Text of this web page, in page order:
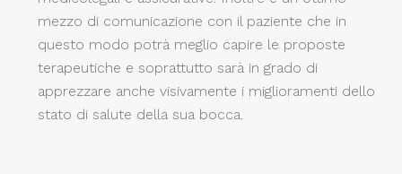
mezzo di comunicazione con il paziente che in
questo modo potrà meglio capire le proposte
terapeutiche e soprattutto sarà in grado di
apprezzare anche visivamente i miglioramenti dello
stato di salute della sua bocca.